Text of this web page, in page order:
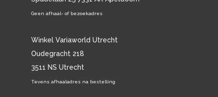
Geen afhaal- of bezoekadres
Winkel Variaworld Utrecht
Oudegracht 218
3511 NS Utrecht
Tevens afhaaladres na bestelling